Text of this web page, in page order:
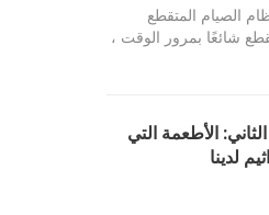
الصيام المتقطع
شائعًا بمرور الوقت ،
الأطعمة التي
لدينا